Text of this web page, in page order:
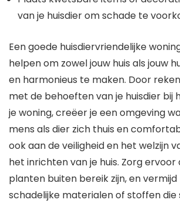
van je huisdier om schade te
Een goede huisdiervriendelijke
helpen om zowel jouw huis als jouw
en harmonieus te maken. Door
met de behoeften van je huisdier bij
je woning, creëer je een omgeving
mens als dier zich thuis en
ook aan de veiligheid en het welzijn
het inrichten van je huis. Zorg
planten buiten bereik zijn, en
schadelijke materialen of stoffen die